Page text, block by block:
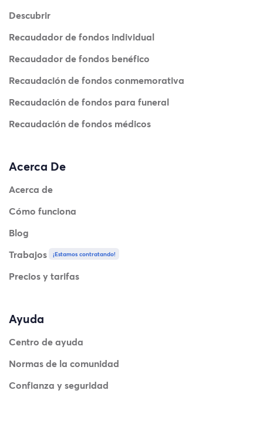
Descubrir
Recaudador de fondos individual
Recaudador de fondos benéfico
Recaudación de fondos conmemorativa
Recaudación de fondos para funeral
Recaudación de fondos médicos
Acerca De
Acerca de
Cómo funciona
Blog
Trabajos
¡Estamos contratando!
Precios y tarifas
Ayuda
Centro de ayuda
Normas de la comunidad
Confianza y seguridad